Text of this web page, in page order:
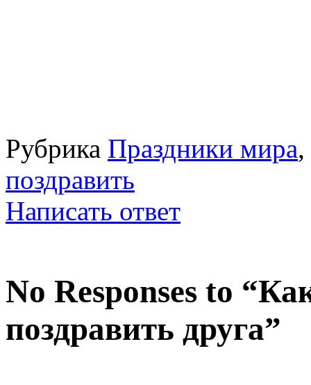
Рубрика Праздники мира
поздравить
Написать ответ
No Responses to
поздравить друга”